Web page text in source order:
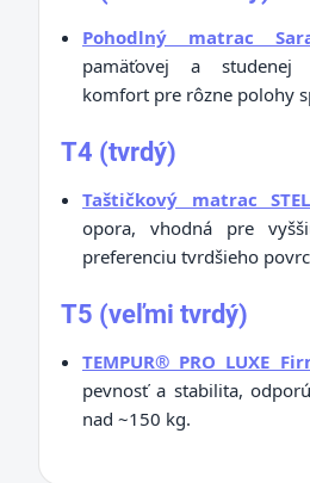
Pohodlný matrac
pamäťovej a studenej
komfort pre rôzne polohy
T4 (tvrdý)
Taštičkový matrac
opora, vhodná pre
preferenciu tvrdšieho
T5 (veľmi tvrdý)
TEMPUR® PRO LUXE
pevnosť a stabilita,
nad ~150 kg.